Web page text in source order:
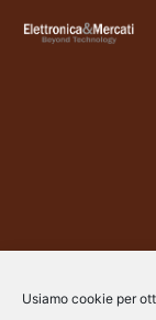
Usiamo cookie per